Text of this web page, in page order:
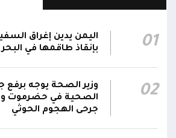
18:26
الإعلام العسكري: قوة
من الزورق يشيران إلى أنه
18:25
يتحرك بسرعة غير طبيعية
المحظورة المقابلة لمحطة
تتعامل معه بالسلاح
01
اليمن يدين إغراق
بإنقاذ طاقمها في البحر
02
وزير الصحة يوجه برفع
الصحية في حضرموت
جرحى الهجوم الحوثي